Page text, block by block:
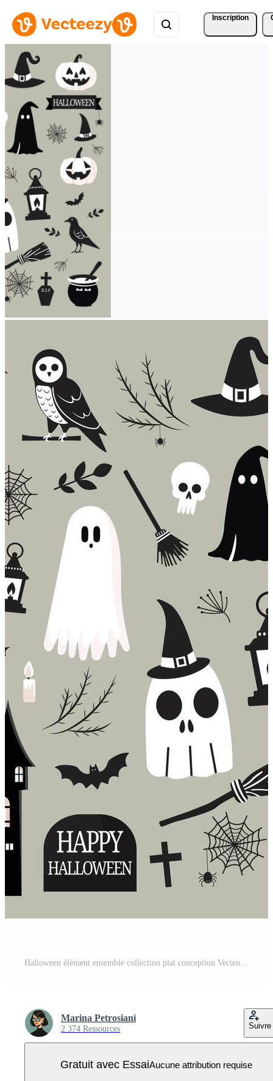
Inscription
Halloween élément ensemble collection plat conception Vecteur Pro
Marina Petrosiani
2 374 Ressources Suivre
Gratuit avec EssaiAucune attribution requise